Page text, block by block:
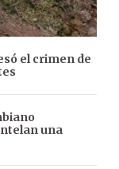
el crimen de
una